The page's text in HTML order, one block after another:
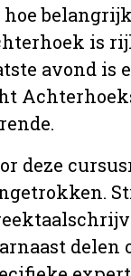
hoe
is
avond is
deze
delen